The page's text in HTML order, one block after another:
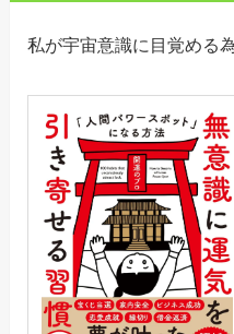
私が宇宙意識に目覚める